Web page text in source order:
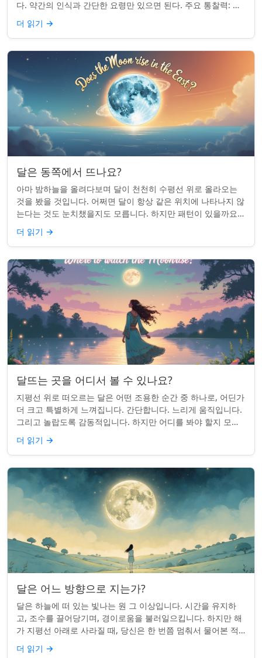
다. 약간의 인식과 간단한 요령만 있으면 된다. 주요 통찰력: 오
늘의 달 뜨는 시간을 알고...
더 읽기 →
달은 동쪽에서 뜨나요?
아마 밤하늘을 올려다보며 달이 천천히 수평선 위로 올라오는
것을 봤을 것입니다. 어쩌면 달이 항상 같은 위치에 나타나지 않
는다는 것도 눈치챘을지도 모릅니다. 하지만 패턴이 있을까요?
달은 정말 매번 동쪽에서 뜰까요?...
더 읽기 →
달뜨는 곳을 어디서 볼 수 있나요?
지평선 위로 떠오르는 달은 어떤 조용한 순간 중 하나로, 어딘가
더 크고 특별하게 느껴집니다. 간단합니다. 느리게 움직입니다.
그리고 놀랍도록 감동적입니다. 하지만 어디를 봐야 할지 모르
면 잡기 쉽지 않을 수 있습니...
더 읽기 →
달은 어느 방향으로 지는가?
달은 하늘에 떠 있는 빛나는 원 그 이상입니다. 시간을 유지하
고, 조수를 끌어당기며, 경이로움을 불러일으킵니다. 하지만 해
가 지평선 아래로 사라질 때, 당신은 한 번쯤 멈춰서 물어본 적
이 있나요: 그곳은 어디일까? ...
더 읽기 →